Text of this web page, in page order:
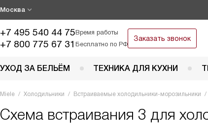
Москва
+7 495 540 44 75Время работы
+7 800 775 67 31 Бесплатно по РФ
Заказать звонок
УХОД ЗА БЕЛЬЁМ ТЕХНИКА ДЛЯ КУХНИ
Miele Холодильники Встраиваемые холодильники-морозильники
Схема встраивания 3 для